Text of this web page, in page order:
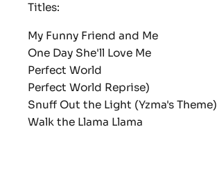
Titles:
My Funny Friend and Me
One Day She'll Love Me
Perfect World
Perfect World Reprise)
Snuff Out the Light (Yzma's Theme)
Walk the Llama Llama